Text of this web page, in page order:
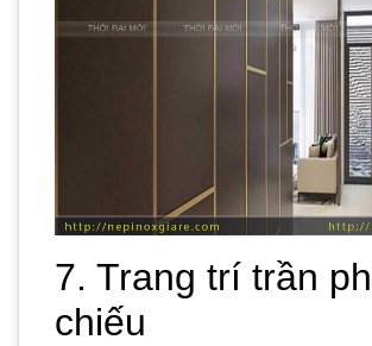
7. Trang trí trần
chiếu